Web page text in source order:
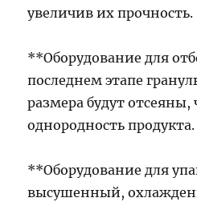
увеличив их прочность.
**Оборудование для
последнем этапе
размера будут отсеяны,
однородность продукта.
**Оборудование для
высушенный,